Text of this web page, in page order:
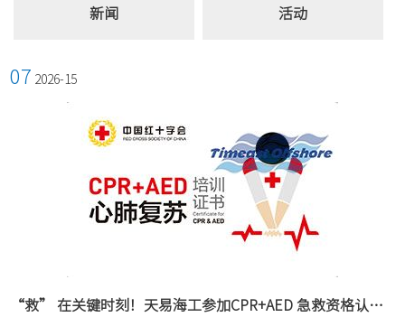
新闻 活动
07 2026-15
“救” 在关键时刻！天易海工参加CPR+AED 急救资格认证培训